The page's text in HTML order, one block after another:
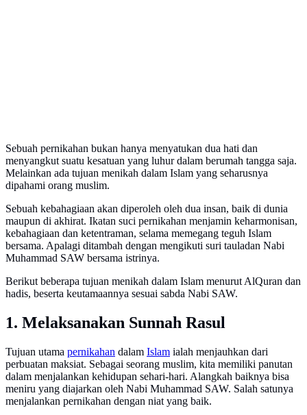
Sebuah pernikahan bukan hanya menyatukan dua hati dan
menyangkut suatu kesatuan yang luhur dalam berumah tangga saja.
Melainkan ada tujuan menikah dalam Islam yang seharusnya
dipahami orang muslim.
Sebuah kebahagiaan akan diperoleh oleh dua insan, baik di dunia
maupun di akhirat. Ikatan suci pernikahan menjamin keharmonisan,
kebahagiaan dan ketentraman, selama memegang teguh Islam
bersama. Apalagi ditambah dengan mengikuti suri tauladan Nabi
Muhammad SAW bersama istrinya.
Berikut beberapa tujuan menikah dalam Islam menurut AlQuran dan
hadis, beserta keutamaannya sesuai sabda Nabi SAW.
1. Melaksanakan Sunnah Rasul
Tujuan utama pernikahan dalam Islam ialah menjauhkan dari
perbuatan maksiat. Sebagai seorang muslim, kita memiliki panutan
dalam menjalankan kehidupan sehari-hari. Alangkah baiknya bisa
meniru yang diajarkan oleh Nabi Muhammad SAW. Salah satunya
menjalankan pernikahan dengan niat yang baik.